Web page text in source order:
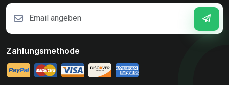
Zahlungsmethode